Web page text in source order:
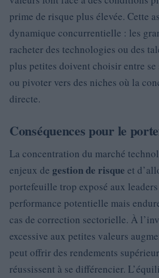
prime de risque plus élevée. Cette
dynamique concurrentielle : les
racheter des technologies ou des
plus petites doivent choisir entre
ou pivoter vers des niches où la
directe.
Conséquences pour le
La concentration du marché
enjeux de gestion de risque et
portefeuille trop exposé aux
performance potentielle mais
cas de correction sectorielle. À
excessive aux petites valeurs
peut offrir des rendements
réussissent à se différencier.